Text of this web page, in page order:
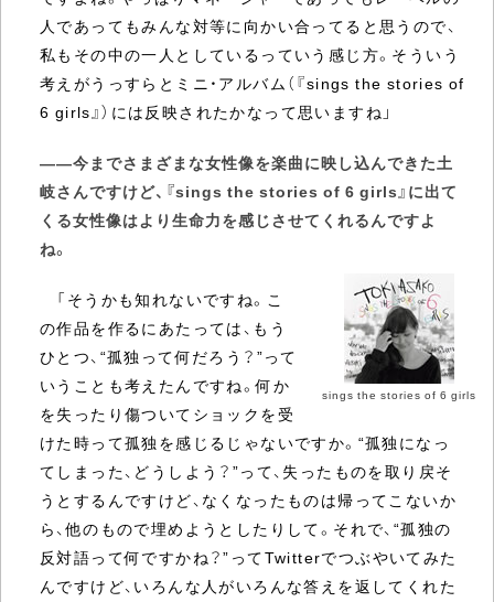
人であってもみんな対等に向かい合ってると思うので、
私もその中の一人としているっていう感じ方。そういう
考えがうっすらとミニ・アルバム（『sings the stories of
6 girls』）には反映されたかなって思いますね」
――今までさまざまな女性像を楽曲に映し込んできた土
岐さんですけど、『sings the stories of 6 girls』に出て
くる女性像はより生命力を感じさせてくれるんですよ
ね。
sings the stories of 6 girls
「そうかも知れないですね。こ
の作品を作るにあたっては、もう
ひとつ、“孤独って何だろう？”って
いうことも考えたんですね。何か
を失ったり傷ついてショックを受
けた時って孤独を感じるじゃないですか。“孤独になっ
てしまった、どうしよう？”って、失ったものを取り戻そ
うとするんですけど、なくなったものは帰ってこないか
ら、他のもので埋めようとしたりして。それで、“孤独の
反対語って何ですかね？”ってTwitterでつぶやいてみた
んですけど、いろんな人がいろんな答えを返してくれた